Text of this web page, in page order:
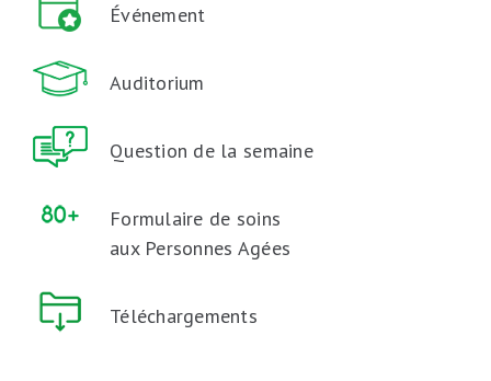
Événement
Auditorium
Question de la semaine
Formulaire de soins
aux Personnes Agées
Téléchargements